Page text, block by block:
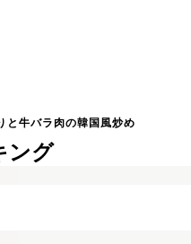
と牛バラ肉の韓国風炒め
ング